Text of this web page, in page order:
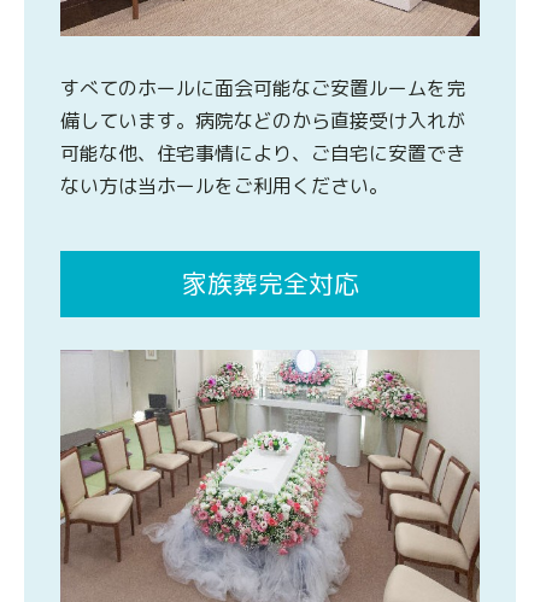
すべてのホールに面会可能なご安置ルームを完
備しています。病院などのから直接受け入れが
可能な他、住宅事情により、ご自宅に安置でき
ない方は当ホールをご利用ください。
家族葬完全対応